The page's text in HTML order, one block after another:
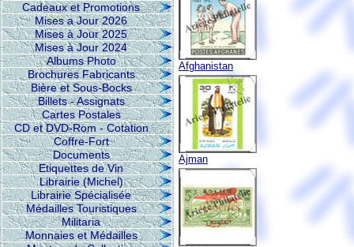
Cadeaux et Promotions
Mises a Jour 2026
Mises à Jour 2025
Mises à Jour 2024
Albums Photo
Brochures Fabricants
Bière et Sous-Bocks
Billets - Assignats
Cartes Postales
CD et DVD-Rom - Cotation
Coffre-Fort
Documents
Etiquettes de Vin
Librairie (Michel)
Librairie Spécialisée
Médailles Touristiques
Militaria
Monnaies et Médailles
Afghanistan
Ajman